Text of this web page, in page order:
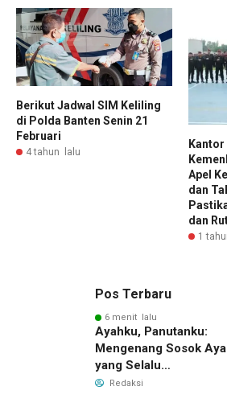
Berikut Jadwal SIM Keliling
di Polda Banten Senin 21
Februari
4 tahun lalu
Kantor
Apel
dan
dan
1
Pos Terbaru
6 menit lalu
Ayahku, Panutanku:
Mengenang Sosok
yang Selalu
Membersamaiku
Redaksi